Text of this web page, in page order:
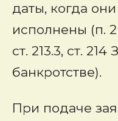
даты, когда
исполнены (п. 2
ст. 213.3, ст. 214
банкротстве).
При подаче